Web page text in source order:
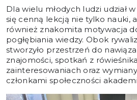
Dla wielu młodych ludzi udział
się cenną lekcją nie tylko nauki,
również znakomita motywacja
pogłębiania wiedzy. Obok
stworzyło przestrzeń do
znajomości, spotkań z
zainteresowaniach oraz
członkami społeczności